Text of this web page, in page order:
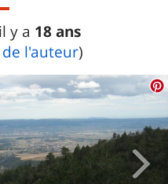
il y a 18 ans
l'auteur)